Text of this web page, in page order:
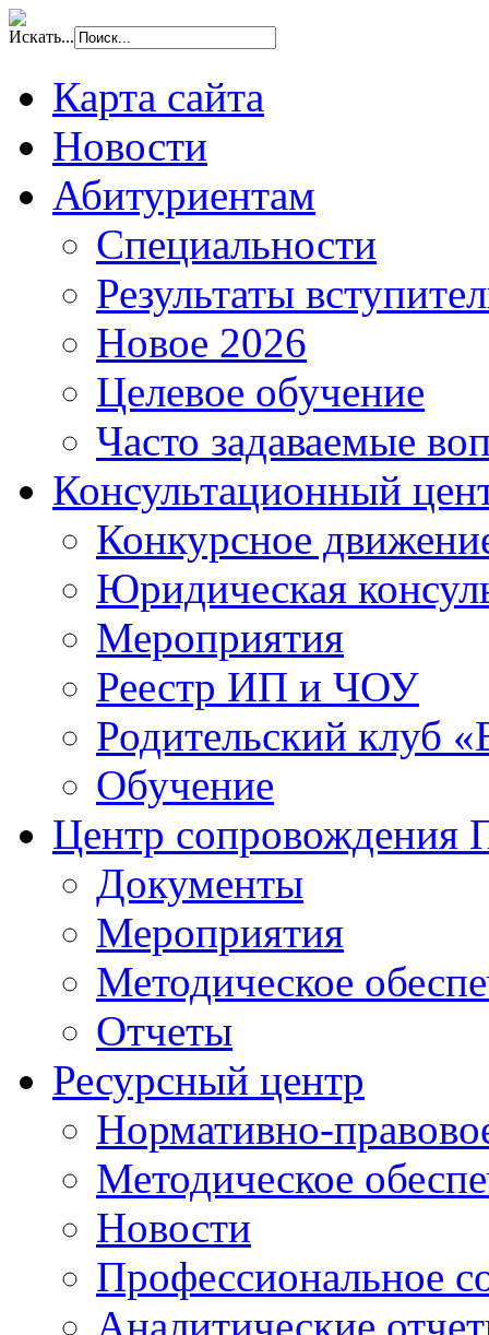
Искать...
Карта сайта
Новости
Абитуриентам
Специальности
Результаты
Новое 2026
Целевое обучение
Часто задаваемые
Консультационный
Конкурсное
Юридическая
Мероприятия
Реестр ИП и ЧОУ
Родительский клуб
Обучение
Центр сопровождения
Документы
Мероприятия
Методическое
Отчеты
Ресурсный центр
Нормативно-
Методическое
Новости
Профессиональное